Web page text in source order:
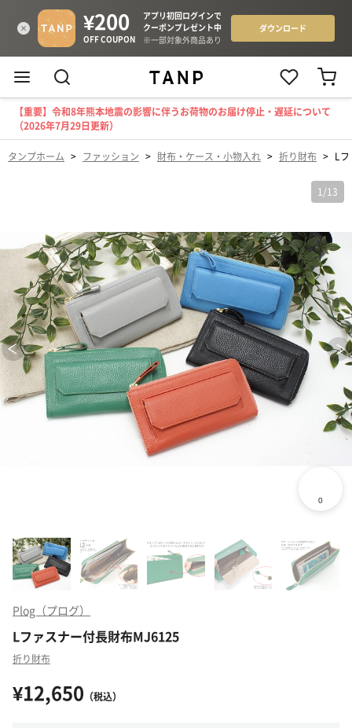
【重要】令和8年熊本地震の影響に伴うお荷物のお届け停止・遅延について
（2026年7月29日更新）
タンプホーム > ファッション > 財布・ケース・小物入れ > 折り財布 > L
1 /13
Plog（プログ）
Lファスナー付長財布MJ6125
折り財布
¥12,650 （税込）